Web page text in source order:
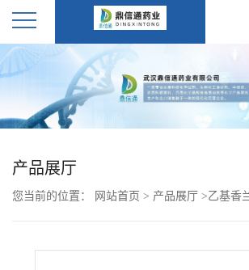
公
产品展厅
您当前的位置： 网站首页 > 产品展厅 >乙基香